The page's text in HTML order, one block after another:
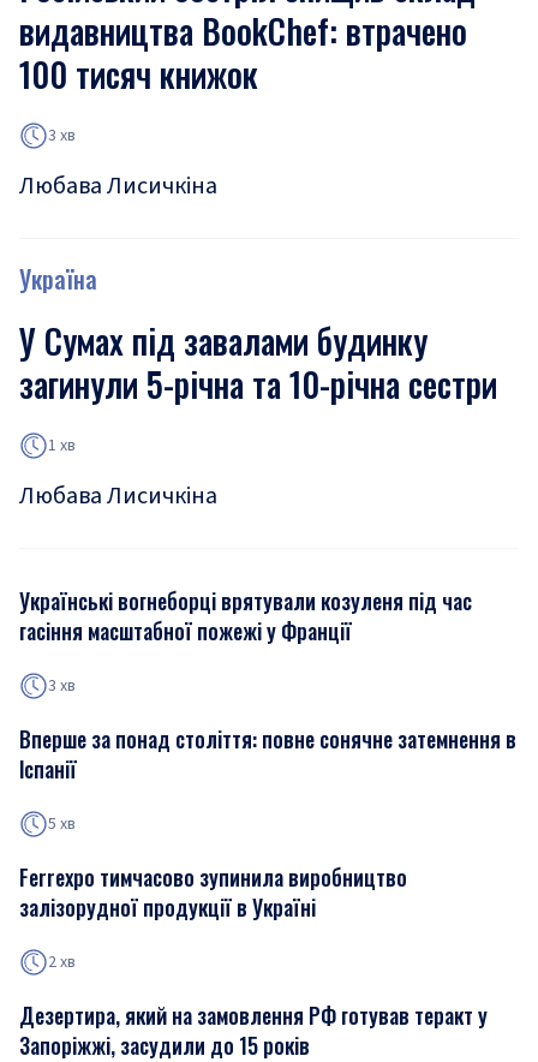
видавництва BookChef: втрачено
100 тисяч книжок
3 хв
Любава Лисичкіна
Україна
У Сумах під завалами будинку
загинули 5-річна та 10-річна сестри
1 хв
Любава Лисичкіна
Українські вогнеборці врятували козуленя під час
гасіння масштабної пожежі у Франції
3 хв
Вперше за понад століття: повне сонячне затемнення в
Іспанії
5 хв
Ferrexpo тимчасово зупинила виробництво
залізорудної продукції в Україні
2 хв
Дезертира, який на замовлення РФ готував теракт у
Запоріжжі, засудили до 15 років